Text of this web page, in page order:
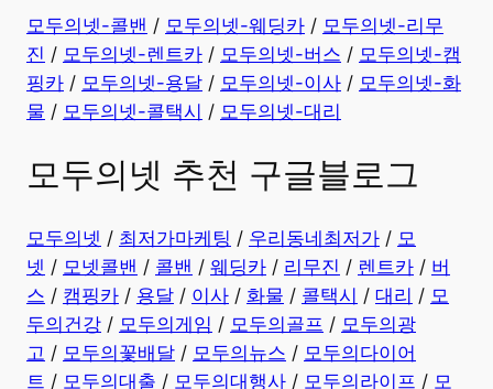
모두의넷-콜밴 / 모두의넷-웨딩카 / 모두의넷-리무
진 / 모두의넷-렌트카 / 모두의넷-버스 / 모두의넷-캠
핑카 / 모두의넷-용달 / 모두의넷-이사 / 모두의넷-화
물 / 모두의넷-콜택시 / 모두의넷-대리
모두의넷 추천 구글블로그
모두의넷 / 최저가마케팅 / 우리동네최저가 / 모
넷 / 모넷콜밴 / 콜밴 / 웨딩카 / 리무진 / 렌트카 / 버
스 / 캠핑카 / 용달 / 이사 / 화물 / 콜택시 / 대리 / 모
두의건강 / 모두의게임 / 모두의골프 / 모두의광
고 / 모두의꽃배달 / 모두의뉴스 / 모두의다이어
트 / 모두의대출 / 모두의대행사 / 모두의라이프 / 모